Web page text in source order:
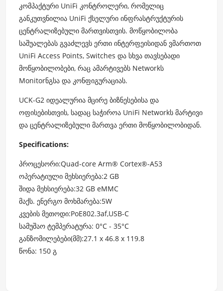
კომპაქტური UniFi კონტროლერი, რომელიც
განკუთვნილია UniFi ქსელური ინფრასტრუქტურის
ცენტრალიზებული მართვისთვის. მოწყობილობა
საშუალებას გვაძლევს ერთი ინტერფეისიდან ვმართოთ
UniFi Access Points, Switches და სხვა თავსებადი
მოწყობილობები, რაც ამარტივებს Networkს
Monitorნგსა და კონფიგურაციას.
UCK-G2 იდეალურია მცირე ბიზნესებისა და
ოფისებისთვის, სადაც საჭიროა UniFi Networkს მარტივი
და ცენტრალიზებული მართვა ერთი მოწყობილობიდან.
Specifications:
პროცესორი:Quad-core Arm® Cortex®-A53
ოპერატიული მეხსიერება:2 GB
შიდა მეხსიერება:32 GB eMMC
მაქს. ენერგო მოხმარება:5W
კვების მეთოდი:PoE802.3af,USB-C
სამუშაო ტემპერატურა: 0°C - 35°C
განზომილებები(მმ):27.1 x 46.8 x 119.8
წონა: 150 გ